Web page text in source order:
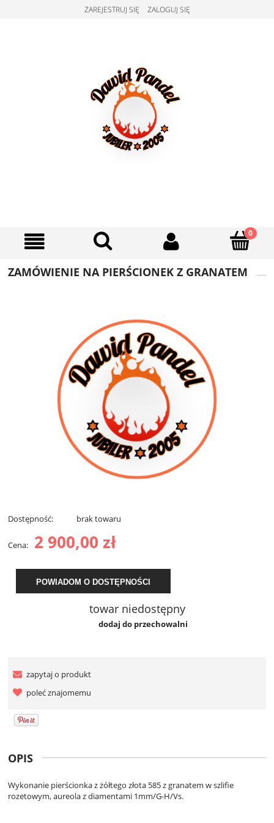
ZAREJESTRUJ SIĘ ZALOGUJ SIĘ
ZAMÓWIENIE NA PIERŚCIONEK Z GRANATEM
Dostępność: brak towaru
Cena: 2 900,00 zł
POWIADOM O DOSTĘPNOŚCI
towar niedostępny
dodaj do przechowalni
zapytaj o produkt
poleć znajomemu
OPIS
Wykonanie pierścionka z żółtego złota 585 z granatem w szlifie
rozetowym, aureola z diamentami 1mm/G-H/Vs.